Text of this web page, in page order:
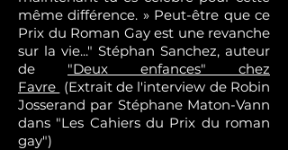
même différence. » Peut-être que ce
Prix du Roman Gay est une revanche
sur la vie..." Stéphan Sanchez, auteur
de "Deux enfances" chez
Favre (Extrait de l'interview de Robin
Josserand par Stéphane Maton-Vann
dans "Les Cahiers du Prix du roman
gay")